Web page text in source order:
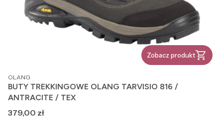
Zobacz produkt
PRODUCENT
OLANG
BUTY TREKKINGOWE OLANG TARVISIO 816 /
ANTRACITE / TEX
Cena
379,00 zł